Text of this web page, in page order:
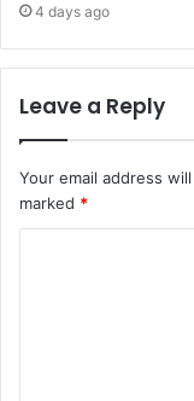
4 days ago
Leave a Reply
Your email address
marked *